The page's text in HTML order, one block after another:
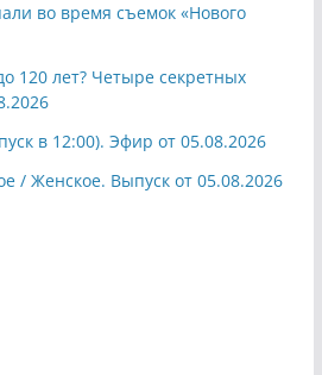
во время съемок «Нового
120 лет? Четыре секретных
в 12:00). Эфир от 05.08.2026
/ Женское. Выпуск от 05.08.2026